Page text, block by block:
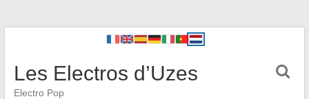
Les Electros d’Uzes
Electro Pop